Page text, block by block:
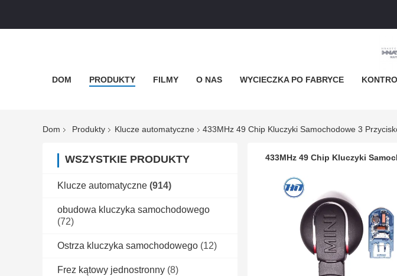
DOM PRODUKTY FILMY O NAS WYCIECZKA PO FABRYCE
Dom Produkty Klucze automatyczne 433MHz 49 Chip Kluczyki Samochodowe 3
WSZYSTKIE PRODUKTY
Klucze automatyczne (914)
obudowa kluczyka samochodowego
(72)
Ostrza kluczyka samochodowego (12)
Frez kątowy jednostronny (8)
433MHz 49 Chip Kluczyki